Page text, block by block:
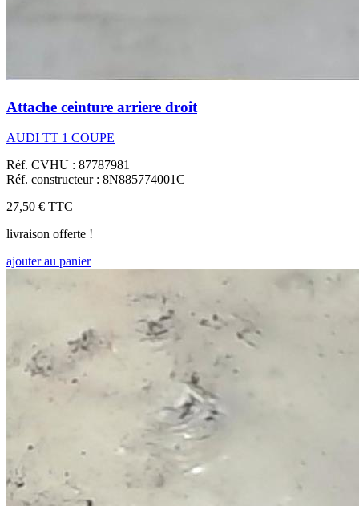
Attache ceinture arriere droit
AUDI TT 1 COUPE
Réf. CVHU : 87787981
Réf. constructeur : 8N885774001C
27,50 € TTC
livraison offerte !
ajouter au panier